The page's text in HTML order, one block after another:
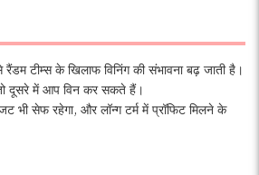
टीम्स के खिलाफ विनिंग की संभावना बढ़ जाती है।
दूसरे में आप विन कर सकते हैं।
भी सेफ रहेगा, और लॉन्ग टर्म में प्रॉफिट मिलने के